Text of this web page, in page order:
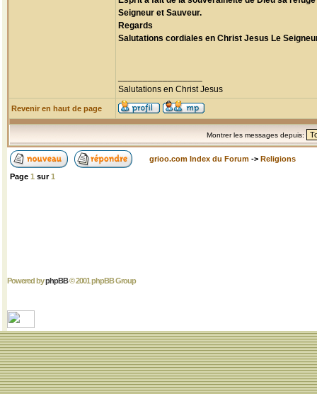
Seigneur et Sauveur.
Regards
Salutations cordiales en Christ Jesus Le
Salutations en Christ Jesus
Revenir en haut de page
Montrer les messages depuis:
grioo.com Index du Forum -> Religions
Page 1 sur1
Powered byphpBB© 2001 phpBB Group